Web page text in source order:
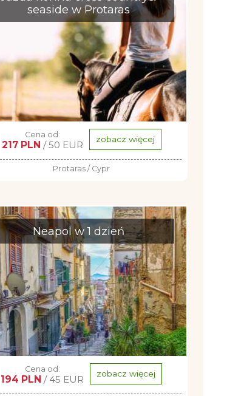
seaside w Protaras
Cena od:
217 PLN / 50 EUR zobacz więcej
Protaras / Cypr
Neapol w 1 dzień
Cena od:
194 PLN / 45 EUR zobacz więcej